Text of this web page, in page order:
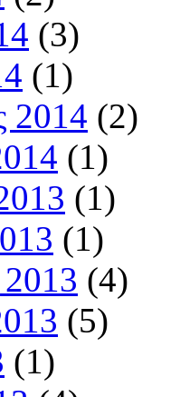
(3)
(1)
2014 (2)
(1)
(1)
(1)
2013 (4)
(5)
(1)